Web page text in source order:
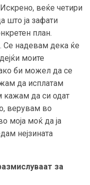
веќе четири
што ја зафати
план.
Се надевам дека ќе
моите
би можел да се
да исплатам
кажам да си одат
верувам во
моја моќ да ја
нејзината
за